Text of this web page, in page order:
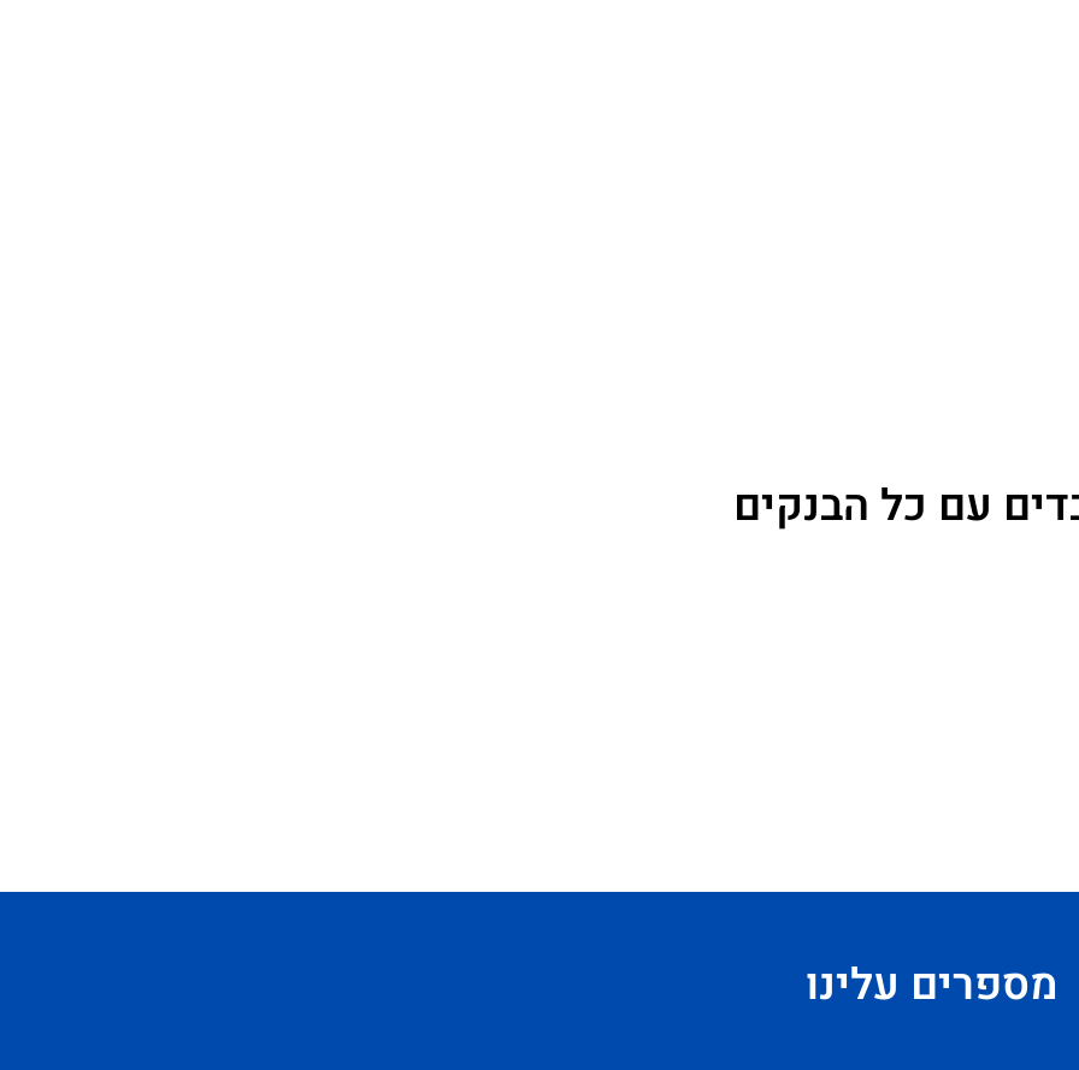
עם כל הבנקים
מספרים עלינו